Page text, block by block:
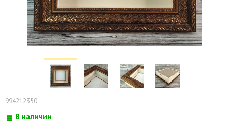
994212350
В наличии